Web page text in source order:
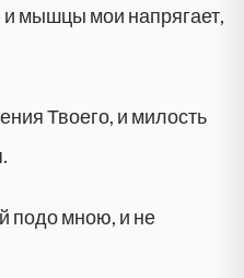
и мышцы мои напрягает,
Твоего, и милость
подо мною, и не